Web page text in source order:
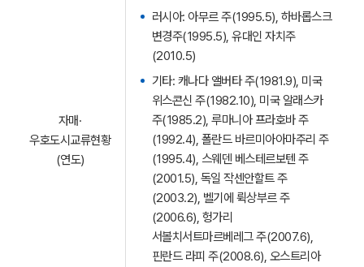
자매·
우호도시교류현황
(연도)
러시아: 아무르 주(1995.5), 하바롭스크
변경주(1995.5), 유대인 자치주
(2010.5)
기타: 캐나다 앨버타 주(1981.9), 미국
위스콘신 주(1982.10), 미국 알래스카
주(1985.2), 루마니아 프라호바 주
(1992.4), 폴란드 바르미아아마주리 주
(1995.4), 스웨덴 베스테르보텐 주
(2001.5), 독일 작센안할트 주
(2003.2), 벨기에 뤽상부르 주
(2006.6), 헝가리
서볼치서트마르베레그 주(2007.6),
핀란드 라피 주(2008.6), 오스트리아